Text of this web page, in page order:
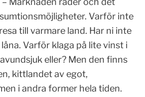
Varför inte
till varmare land. Har ni inte
Varför klaga på lite vinst i
eller? Men den finns
kittlandet av egot,
i andra former hela tiden.